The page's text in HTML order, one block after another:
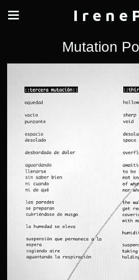
I r e n e
Mutation